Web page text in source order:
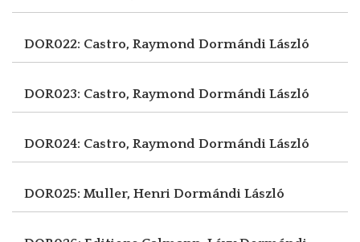
DOR022: Castro, Raymond Dormándi László
DOR023: Castro, Raymond Dormándi László
DOR024: Castro, Raymond Dormándi László
DOR025: Muller, Henri Dormándi László